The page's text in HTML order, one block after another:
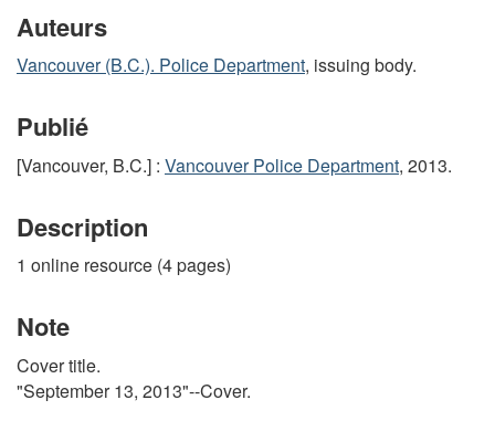
Auteurs
Vancouver (B.C.). Police Department, issuing body.
Publié
[Vancouver, B.C.] : Vancouver Police Department, 2013.
Description
1 online resource (4 pages)
Note
Cover title.
"September 13, 2013"--Cover.